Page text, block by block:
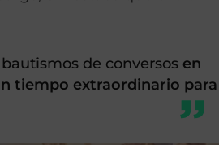
de conversos en
tiempo extraordinario para